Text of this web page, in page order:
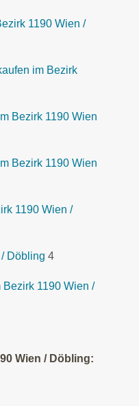
1190 Wien /
im Bezirk
Bezirk 1190 Wien
Bezirk 1190 Wien
1190 Wien /
Döbling 4
Bezirk 1190 Wien /
Wien / Döbling: